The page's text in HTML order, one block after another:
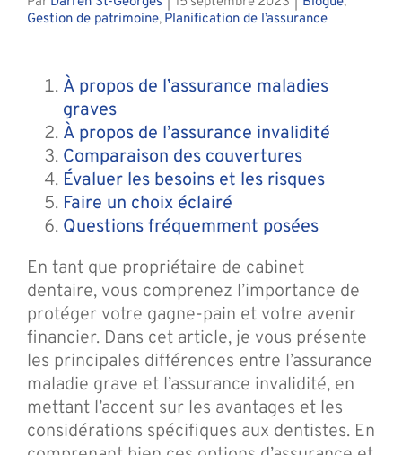
Gestion de patrimoine, Planification de l’assurance
À propos de l’assurance maladies
graves
À propos de l’assurance invalidité
Comparaison des couvertures
Évaluer les besoins et les risques
Faire un choix éclairé
Questions fréquemment posées
En tant que propriétaire de cabinet
dentaire, vous comprenez l’importance de
protéger votre gagne-pain et votre avenir
financier. Dans cet article, je vous présente
les principales différences entre l’assurance
maladie grave et l’assurance invalidité, en
mettant l’accent sur les avantages et les
considérations spécifiques aux dentistes. En